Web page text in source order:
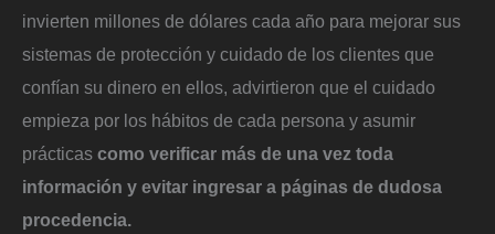
invierten millones de dólares cada año para mejorar sus
sistemas de protección y cuidado de los clientes que
confían su dinero en ellos, advirtieron que el cuidado
empieza por los hábitos de cada persona y asumir
prácticas como verificar más de una vez toda
información y evitar ingresar a páginas de dudosa
procedencia.